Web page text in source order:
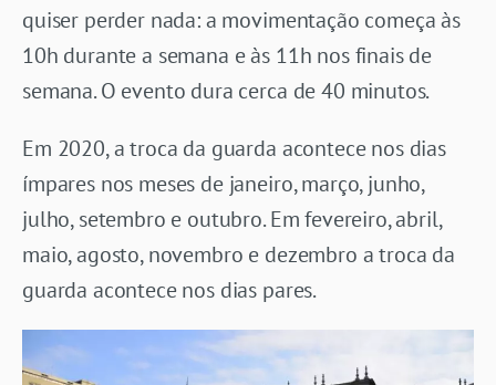
quiser perder nada: a movimentação começa às
10h durante a semana e às 11h nos finais de
semana. O evento dura cerca de 40 minutos.
Em 2020, a troca da guarda acontece nos dias
ímpares nos meses de janeiro, março, junho,
julho, setembro e outubro. Em fevereiro, abril,
maio, agosto, novembro e dezembro a troca da
guarda acontece nos dias pares.